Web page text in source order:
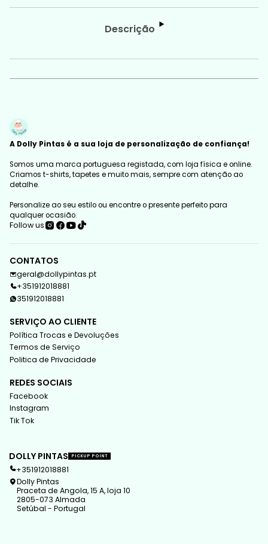
Descrição
A Dolly Pintas é a sua loja de personalização de confiança!
Somos uma marca portuguesa registada, com loja física e online.
Criamos t-shirts, tapetes e muito mais, sempre com atenção ao
detalhe.
Personalize ao seu estilo ou encontre o presente perfeito para
qualquer ocasião.
Follow us
CONTATOS
geral@dollypintas.pt
+351912018881
351912018881
SERVIÇO AO CLIENTE
Política Trocas e Devoluções
Termos de Serviço
Politica de Privacidade
REDES SOCIAIS
Facebook
Instagram
Tik Tok
DOLLY PINTAS PICKUP POINT
+351912018881
Dolly Pintas
Praceta de Angola, 15 A, loja 10
2805-073 Almada
Setúbal - Portugal